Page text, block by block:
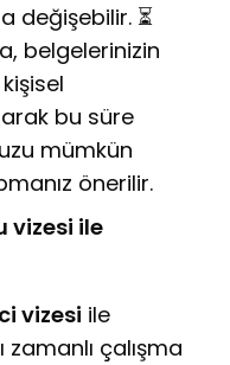
değişebilir. ⏳
belgelerinizin
bu süre
mümkün
önerilir.
vizesi ile
vizesi ile
zamanlı çalışma